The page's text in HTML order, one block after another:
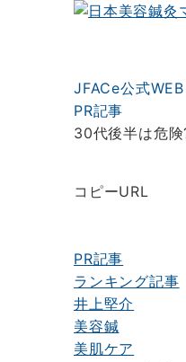
JFACe公式WEB
PR記事
30代後半は危
コピーURL
PR記事
ランキング記事
井上堅介
美容鍼
美肌ケア